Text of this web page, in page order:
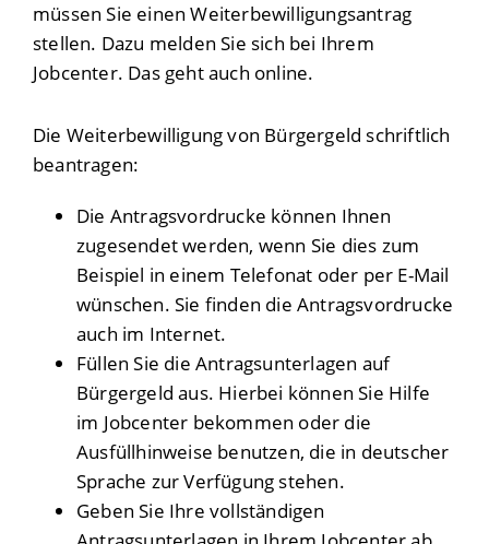
müssen Sie einen Weiterbewilligungsantrag
stellen. Dazu melden Sie sich bei Ihrem
Jobcenter. Das geht auch online.
Die Weiterbewilligung von Bürgergeld schriftlich
beantragen:
Die Antragsvordrucke können Ihnen
zugesendet werden, wenn Sie dies zum
Beispiel in einem Telefonat oder per E-Mail
wünschen. Sie finden die Antragsvordrucke
auch im Internet.
Füllen Sie die Antragsunterlagen auf
Bürgergeld aus. Hierbei können Sie Hilfe
im Jobcenter bekommen oder die
Ausfüllhinweise benutzen, die in deutscher
Sprache zur Verfügung stehen.
Geben Sie Ihre vollständigen